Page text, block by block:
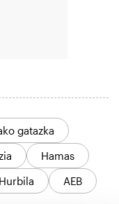
gatazka
Hamas
AEB